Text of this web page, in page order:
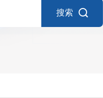
搜索